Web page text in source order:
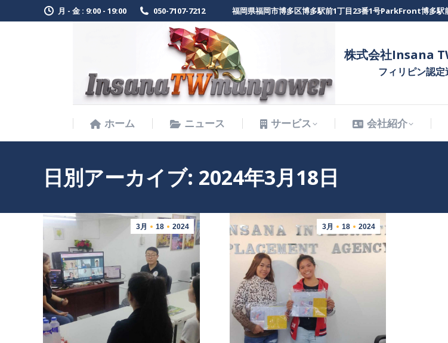
月 - 金 : 9:00 - 19:00 050-7107-7212 福岡県福岡市博多区博多駅前1丁目23番1号ParkFront博多駅
株式会社Insana
フィリピン認
ホーム ニュース サービス 会社紹介
日別アーカイブ: 2024年3月18日
3月 18 2024 3月 18 2024
ホーム ニュース サービス 会社紹介